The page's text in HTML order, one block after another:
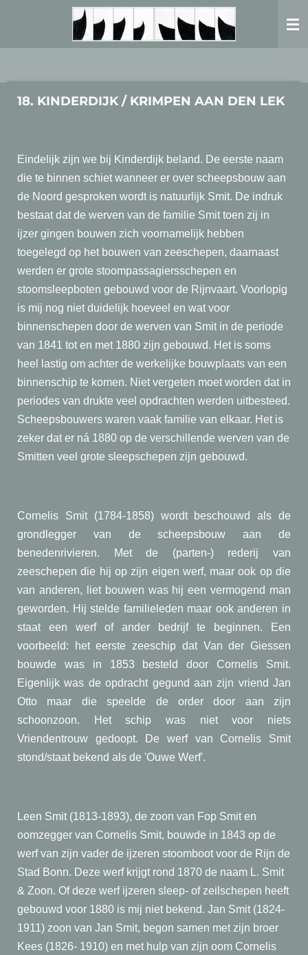
18. KINDERDIJK / KRIMPEN AAN DEN LEK
Eindelijk zijn we bij Kinderdijk beland. De eerste naam
die te binnen schiet wanneer er over scheepsbouw aan
de Noord gesproken wordt is natuurlijk Smit. De indruk
bestaat dat de werven van de familie Smit toen zij in
ijzer gingen bouwen zich voornamelijk hebben
toegelegd op het bouwen van zeeschepen, daarnaast
werden er grote stoompassagiersschepen en
stoomsleepboten gebouwd voor de Rijnvaart. Voorlopig
is mij nog niet duidelijk hoeveel en wat voor
binnenschepen door de werven van Smit in de periode
van 1841 tot en met 1880 zijn gebouwd. Het is soms
heel lastig om achter de werkelijke bouwplaats van een
binnenschip te komen. Niet vergeten moet worden dat in
periodes van drukte veel opdrachten werden uitbesteed.
Scheepsbouwers waren vaak familie van elkaar. Het is
zeker dat er ná 1880 op de verschillende werven van de
Smitten veel grote sleepschepen zijn gebouwd.
Cornelis Smit (1784-1858) wordt beschouwd als de
grondlegger van de scheepsbouw aan de
benedenrivieren. Met de (parten-) rederij van
zeeschepen die hij op zijn eigen werf, maar ook op die
van anderen, liet bouwen was hij een vermogend man
geworden. Hij stelde familieleden maar ook anderen in
staat een werf of ander bedrijf te beginnen. Een
voorbeeld: het eerste zeeschip dat Van der Giessen
bouwde was in 1853 besteld door Cornelis Smit.
Eigenlijk was de opdracht gegund aan zijn vriend Jan
Otto maar die speelde de order door aan zijn
schoonzoon. Het schip was niet voor niets
Vriendentrouw gedoopt. De werf van Cornelis Smit
stond/staat bekend als de 'Ouwe Werf'.
Leen Smit (1813-1893), de zoon van Fop Smit en
oomzegger van Cornelis Smit, bouwde in 1843 op de
werf van zijn vader de ijzeren stoomboot voor de Rijn de
Stad Bonn. Deze werf krijgt rond 1870 de naam L. Smit
& Zoon. Of deze werf ijzeren sleep- of zeilschepen heeft
gebouwd voor 1880 is mij niet bekend. Jan Smit (1824-
1911) zoon van Jan Smit, begon samen met zijn broer
Kees (1826- 1910) en met hulp van zijn oom Cornelis